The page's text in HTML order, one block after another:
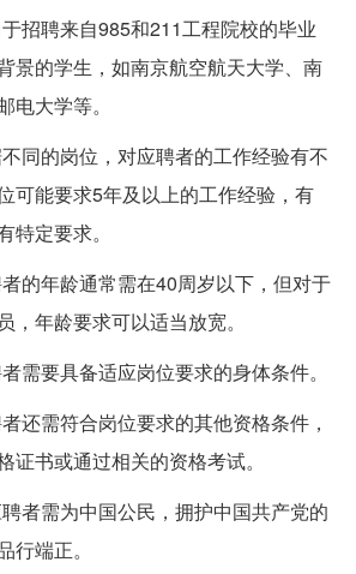
招聘来自985和211工程院校的毕业
景的学生，如南京航空航天大学、南
电大学等。
同的岗位，对应聘者的工作经验有不
可能要求5年及以上的工作经验，有
特定要求。
的年龄通常需在40周岁以下，但对于
，年龄要求可以适当放宽。
需要具备适应岗位要求的身体条件。
还需符合岗位要求的其他资格条件，
证书或通过相关的资格考试。
者需为中国公民，拥护中国共产党的
行端正。